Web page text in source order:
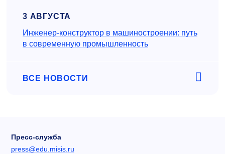
3 АВГУСТА
Инженер‑конструктор в машиностроении: путь
в современную промышленность
ВСЕ НОВОСТИ
Пресс-служба
press@edu.misis.ru